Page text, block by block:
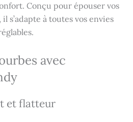
Conçu pour épouser vos
s’adapte à toutes vos envies
avec
et flatteur